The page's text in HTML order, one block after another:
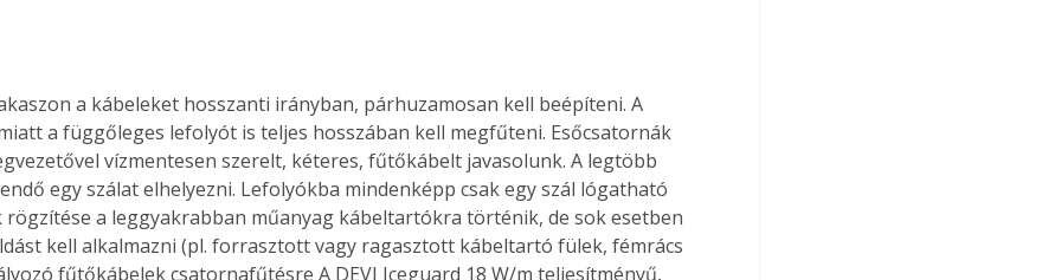
a kábeleket hosszanti irányban, párhuzamosan kell beépíteni. A
a függőleges lefolyót is teljes hosszában kell megfűteni. Esőcsatornák
vízmentesen szerelt, kéteres, fűtőkábelt javasolunk. A legtöbb
egy szálat elhelyezni. Lefolyókba mindenképp csak egy szál lógatható
rögzítése a leggyakrabban műanyag kábeltartókra történik, de sok esetben
kell alkalmazni (pl. forrasztott vagy ragasztott kábeltartó fülek, fémrács
fűtőkábelek csatornafűtésre A DEVI Iceguard 18 W/m teljesítményű,